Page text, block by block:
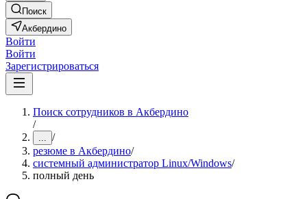
Поиск
Акбердино
Войти
Войти
Зарегистрироваться
Поиск сотрудников в Акбердино
/
... /
резюме в Акбердино/
системный администратор Linux/Windows/
полный день